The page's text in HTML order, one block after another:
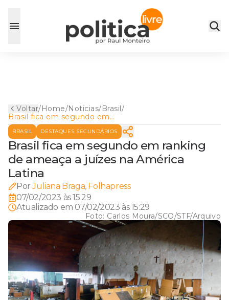
Voltar/Home/Noticias/Brasil/
Brasil fica em segundo em
ranking de ameaça a juízes
na América Latina
BRASIL DESTAQUES SECUNDÁRIOS
Brasil fica em segundo em ranking
de ameaça a juízes na América
Latina
Por Juliana Braga, Folhapress
07/02/2023 às 15:29
Atualizado em 07/02/2023 às 15:29
Foto: Carlos Moura/SCO/STF/Arquivo